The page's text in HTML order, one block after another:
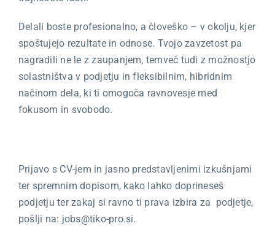
Delali boste profesionalno, a človeško – v okolju, kjer
spoštujejo rezultate in odnose. Tvojo zavzetost pa
nagradili ne le z zaupanjem, temveč tudi z možnostjo
solastništva v podjetju in fleksibilnim, hibridnim
načinom dela, ki ti omogoča ravnovesje med
fokusom in svobodo.
Prijavo s CV-jem in jasno predstavljenimi izkušnjami
ter spremnim dopisom, kako lahko doprineseš
podjetju ter zakaj si ravno ti prava izbira za podjetje,
pošlji na: jobs@tiko-pro.si.